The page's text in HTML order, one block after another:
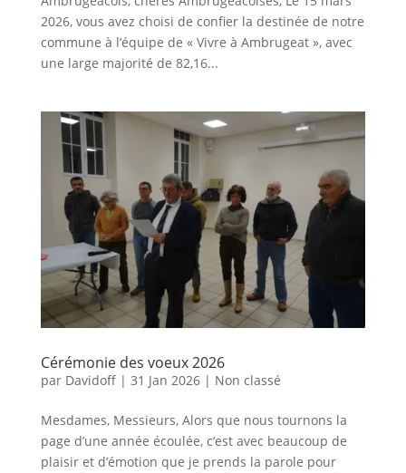
2026, vous avez choisi de confier la destinée de notre
commune à l’équipe de « Vivre à Ambrugeat », avec
une large majorité de 82,16...
Cérémonie des voeux 2026
par Davidoff| 31 Jan 2026| Non classé
Mesdames, Messieurs, Alors que nous tournons la
page d’une année écoulée, c’est avec beaucoup de
plaisir et d’émotion que je prends la parole pour